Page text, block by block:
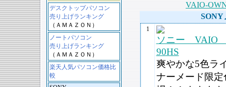
デスクトップパソコン
売り上げランキング
（ＡＭＡＺＯＮ）
ノートパソコン
売り上げランキング
（ＡＭＡＺＯＮ）
楽天人気パソコン価格比
較
VAIO-
SONY
1
ソニー VAIO
90HS
爽やかな5色ラ
ナーメード限